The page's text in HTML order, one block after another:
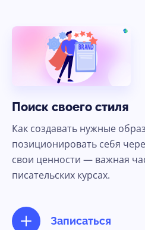
Поиск своего стиля
Как создавать нужные
позиционировать себя
свои ценности — важная
писательских курсах.
Записаться